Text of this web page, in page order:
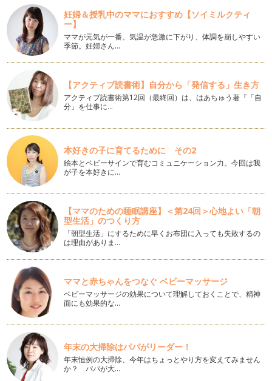
離婚するしない、または離婚すると決まり子どもの親権や財産
分与などの話し合いをする…
それでもやっぱり離婚となった方へ～共同養育という選択肢
①「共同養育とは何なのか」
「共同養育」という言葉を初めて聞く方も多いことと思いま
す。現在の日本は、離婚後は父親か母親…
離婚を考える前にやってみよう⑩「自分と相手の心の掛け軸を
知ろう」
パパやお子さんと日常を過ごす中で、時には自分の考えや理想
とは違う言動を相手から受けることが…
離婚を考える前にやってみよう⑨「まずは自分自身について理
解しよう」
周囲とのコミュニケーションについて考える時、相手はどんな
タイプだろうか、相手は何を考えてい…
離婚を考える前にやってみよう⑧「当たり前の価値を再認識し
よう（後半）～適切な側面に注目することの大切さ」
ほとんどの場合、自分への批判は耳が痛いものですが、他方で
人への批判やダメ出しは出そうと思え…
離婚を考える前にやってみよう⑦「当たり前の価値を再認識し
よう（前半）～相手の良さを再発見！」
ほとんどの場合、自分への批判は耳が痛いものですが、他方で
人への批判やダメ出しは出そうと思え…
離婚を考える前にやってみよう⑥「相手の行動の目的に注目し
よう」
人の行動には意識的であっても無意識であっても必ず「わけ」
が存在し、その「わけ」には「原因」…
妊婦＆授乳中のママにおすすめ【ソイミルクティ
ー】
ママが元気が一番。気温が急激に下がり、体調を崩しやすい
季節。妊婦さん…
【アクティブ読書術】自分から「発信する」生き方
アクティブ読書術第12回（最終回）は、はあちゅう著『「自
分」を仕事に…
本好きの子に育てるために その2
絵本とベビーサインで育むコミュニケーション力。今回は我
が子を本好きに…
【ママのための睡眠講座】＜第24回＞心地よい「朝
型生活」のつくり方
「朝型生活」にするために早くお布団に入っても失敗するの
は理由がありま…
ママと赤ちゃんをつなぐ ベビーマッサージ
ベビーマッサージの効果について理解しておくことで、精神
面にも効果的な…
年末の大掃除はパパがリーダー！
年末恒例の大掃除、今年はちょっとやり方を変えてみません
か？ パパが大…